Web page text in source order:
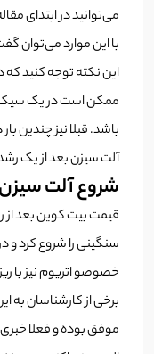
می‌توانید در ابتدای
با این موارد می‌توان
این نکته توجه کنید که
ممکن است در یک
باشد. قبلا نیز چندین
آلت سیزن بعد از یک
شروع آلت
سنگینی را شروع کرد و
خصوصو اتریوم نیز
برخی از کارشناسان به
موفق بوده و فعلا